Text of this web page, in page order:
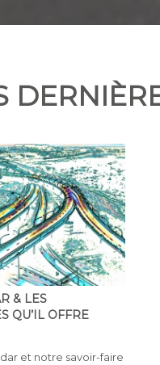
& LES
QU’IL OFFRE
et notre savoir-faire